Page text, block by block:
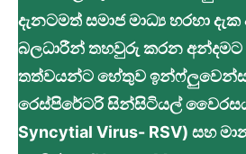
දැනටමත් සමාජ මාධ්‍ය හරහා
බලධාරීන් තහවුරු කරන
තත්වයන්ට හේතුව
රෙස්පිරේටරි සින්සිටියල් වෛරසය
Syncytial Virus- RSV) සහ